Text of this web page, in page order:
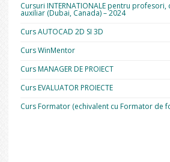
Cursuri INTERNATIONALE pentru
auxiliar (Dubai, Canada) – 2024
Curs AUTOCAD 2D SI 3D
Curs WinMentor
Curs MANAGER DE PROIECT
Curs EVALUATOR PROIECTE
Curs Formator (echivalent cu Formator de